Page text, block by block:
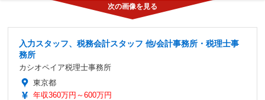
入力スタッフ、税務会計スタッフ 他/会計事務所・税理士事
務所
カシオペイア税理士事務所
東京都
年収360万円～600万円